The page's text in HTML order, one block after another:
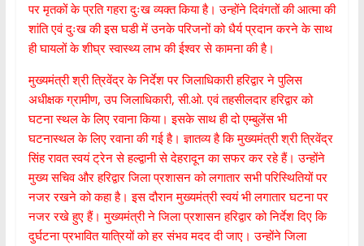
पर मृतकों के प्रति गहरा दुःख व्यक्त किया है। उन्होंने दिवंगतों की आत्मा की
शांति एवं दुःख की इस घडी में उनके परिजनों को धैर्य प्रदान करने के साथ
ही घायलों के शीघ्र स्वास्थ्य लाभ की ईश्वर से कामना की है।
मुख्यमंत्री श्री त्रिवेंद्र के निर्देश पर जिलाधिकारी हरिद्वार ने पुलिस
अधीक्षक ग्रामीण, उप जिलाधिकारी, सी.ओ. एवं तहसीलदार हरिद्वार को
घटना स्थल के लिए रवाना किया। इसके साथ ही दो एम्बुलेंस भी
घटनास्थल के लिए रवाना की गई है। ज्ञातव्य है कि मुख्यमंत्री श्री त्रिवेंद्र
सिंह रावत स्वयं ट्रेन से हल्द्वानी से देहरादून का सफर कर रहे हैं। उन्होंने
मुख्य सचिव और हरिद्वार जिला प्रशासन को लगातार सभी परिस्थितियों पर
नजर रखने को कहा है। इस दौरान मुख्यमंत्री स्वयं भी लगातार घटना पर
नजर रखे हुए हैं। मुख्यमंत्री ने जिला प्रशासन हरिद्वार को निर्देश दिए कि
दुर्घटना प्रभावित यात्रियों को हर संभव मदद दी जाए। उन्होंने जिला